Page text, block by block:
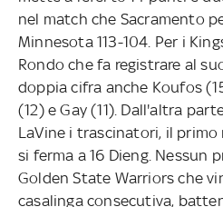
nel match che Sacramento
Minnesota 113-104. Per i
Rondo che fa registrare al
doppia cifra anche Koufos
(12) e Gay (11). Dall'altra
LaVine i trascinatori, il primo
si ferma a 16 Dieng. Nessun
Golden State Warriors che
casalinga consecutiva,